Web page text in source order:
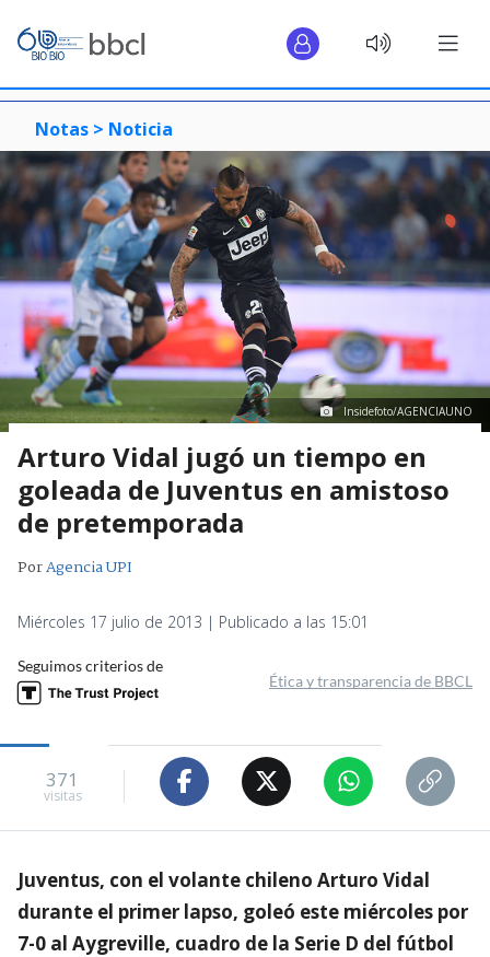
Notas > Noticia
Insidefoto/AGENCIAUNO
Arturo Vidal jugó un tiempo en
goleada de Juventus en amistoso
de pretemporada
PorAgencia UPI
Miércoles 17 julio de 2013 | Publicado a las 15:01
Seguimos criterios de
Ética y transparencia de BBCL
371
visitas
Juventus, con el volante chileno Arturo Vidal
durante el primer lapso, goleó este miércoles por
7-0 al Aygreville, cuadro de la Serie D del fútbol